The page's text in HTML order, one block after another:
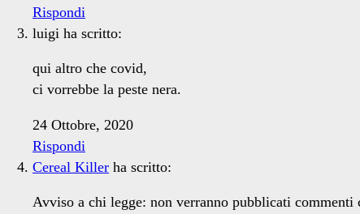
Rispondi
luigi ha scritto:
qui altro che covid,
ci vorrebbe la peste nera.
24 Ottobre, 2020
Rispondi
Cereal Killer ha scritto:
Avviso a chi legge: non verranno pubblicati